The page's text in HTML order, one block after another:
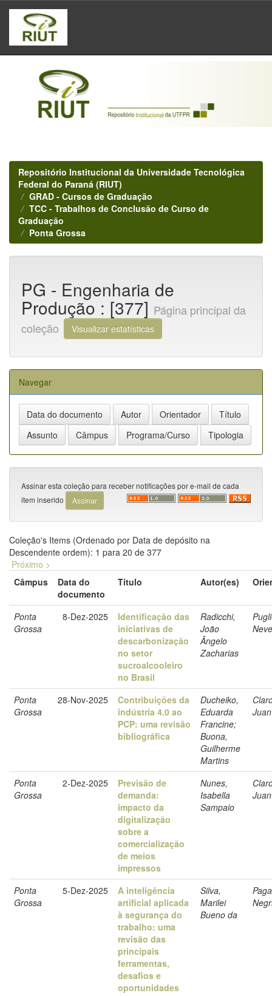
Skip
navigation
Repositório Institucional da Universidade Tecnológica
Federal do Paraná (RIUT)
GRAD - Cursos de Graduação
TCC - Trabalhos de Conclusão de Curso de
Graduação
Ponta Grossa
PG - Engenharia de
Produção : [377] Página principal da
coleção
Visualizar estatísticas
Navegar
Assinar esta coleção para receber notificações por e-mail de cada
item inserido
Coleção's Items (Ordenado por Data de depósito na
Descendente ordem): 1 para 20 de 377
Próximo >
Câmpus
Data do
documento
Título Autor(es)
Ponta
Grossa
8-Dez-2025
Identificação das
iniciativas de
descarbonização
no setor
sucroalcooleiro
no Brasil
Radicchi,
João
Ângelo
Zacharias
Ponta
Grossa
28-Nov-2025
Contribuições da
indústria 4.0 ao
PCP: uma revisão
bibliográfica
Ducheiko,
Eduarda
Francine;
Buona,
Guilherme
Martins
Ponta
Grossa
2-Dez-2025
Previsão de
demanda:
impacto da
digitalização
sobre a
comercialização
de meios
impressos
Nunes,
Isabella
Sampaio
Ponta
Grossa
5-Dez-2025
A inteligência
artificial aplicada
à segurança do
trabalho: uma
revisão das
principais
ferramentas,
desafios e
oportunidades
Silva,
Marilei
Bueno da